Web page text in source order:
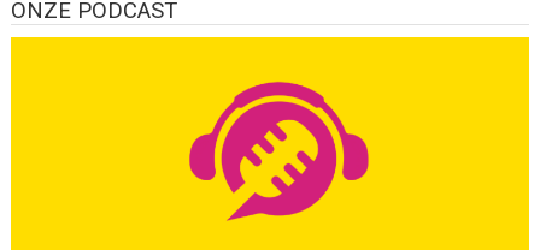
ONZE PODCAST